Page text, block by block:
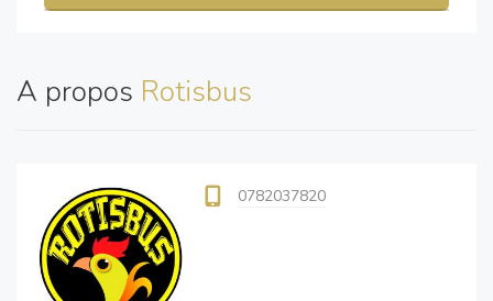
A propos Rotisbus
0782037820